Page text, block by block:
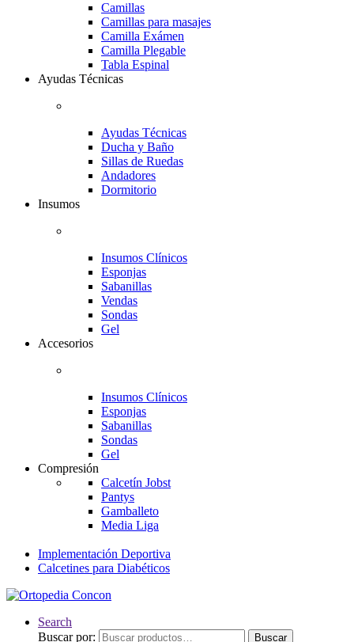
Camillas
Camillas para masajes
Camilla Exámen
Camilla Plegable
Tabla Espinal
Ayudas Técnicas
Ayudas Técnicas
Ducha y Baño
Sillas de Ruedas
Andadores
Dormitorio
Insumos
Insumos Clínicos
Esponjas
Sabanillas
Vendas
Sondas
Gel
Accesorios
Insumos Clínicos
Esponjas
Sabanillas
Sondas
Gel
Compresión
Calcetín Jobst
Pantys
Gamballeto
Media Liga
Implementación Deportiva
Calcetines para Diabéticos
Search
Buscar por:
Buscar